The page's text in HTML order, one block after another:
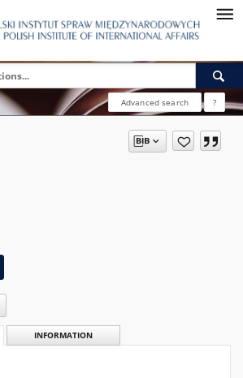
Advanced search ?
INFORMATION